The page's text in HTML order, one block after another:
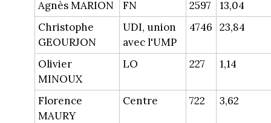
Agnès MARION
FN 2597
13,04
Christophe
GEOURJON
UDI, union
avec l'UMP
4746 23,84
Olivier
MINOUX
LO 227 1,14
Florence
MAURY
Centre 722 3,62